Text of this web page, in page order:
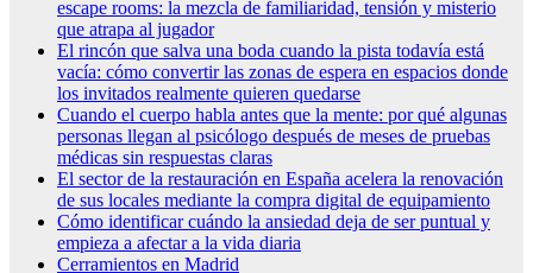
escape rooms: la mezcla de familiaridad, tensión y misterio
que atrapa al jugador
El rincón que salva una boda cuando la pista todavía está
vacía: cómo convertir las zonas de espera en espacios donde
los invitados realmente quieren quedarse
Cuando el cuerpo habla antes que la mente: por qué algunas
personas llegan al psicólogo después de meses de pruebas
médicas sin respuestas claras
El sector de la restauración en España acelera la renovación
de sus locales mediante la compra digital de equipamiento
Cómo identificar cuándo la ansiedad deja de ser puntual y
empieza a afectar a la vida diaria
Cerramientos en Madrid